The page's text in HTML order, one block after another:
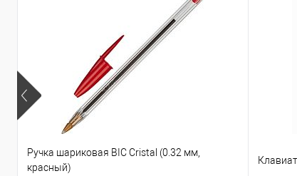
Ручка шариковая BIC Cristal (0.32 мм,
красный)